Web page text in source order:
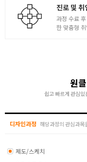
- 전시공간과 무
제도의 기본
- 선을 긋는 자세
치수선 및 각종
- 출입구 / 단차
진로 및 취
과정 수료
한 맞춤형
원
쉽고 빠르게 관심있
디자인과정 해당과정의 관심과목
제도/스케치